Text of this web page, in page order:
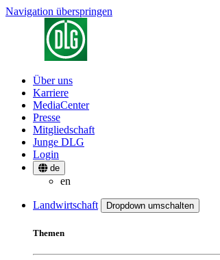
Navigation überspringen
Über uns
Karriere
MediaCenter
Presse
Mitgliedschaft
Junge DLG
Login
de
en
Landwirtschaft Dropdown umschalten
Themen